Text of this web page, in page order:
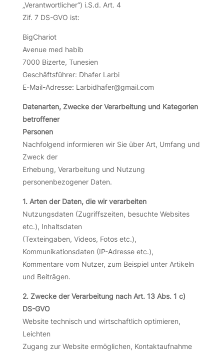
„Verantwortlicher“) i.S.d. Art. 4
Zif. 7 DS-GVO ist:
BigChariot
Avenue med habib
7000 Bizerte, Tunesien
Geschäftsführer: Dhafer Larbi
E-Mail-Adresse: Larbidhafer@gmail.com
Datenarten, Zwecke der Verarbeitung und Kategorien
betroffener
Personen
Nachfolgend informieren wir Sie über Art, Umfang und
Zweck der
Erhebung, Verarbeitung und Nutzung
personenbezogener Daten.
1. Arten der Daten, die wir verarbeiten
Nutzungsdaten (Zugriffszeiten, besuchte Websites
etc.), Inhaltsdaten
(Texteingaben, Videos, Fotos etc.),
Kommunikationsdaten (IP-Adresse etc.),
Kommentare vom Nutzer, zum Beispiel unter Artikeln
und Beiträgen.
2. Zwecke der Verarbeitung nach Art. 13 Abs. 1 c)
DS-GVO
Website technisch und wirtschaftlich optimieren,
Leichten
Zugang zur Website ermöglichen, Kontaktaufnahme